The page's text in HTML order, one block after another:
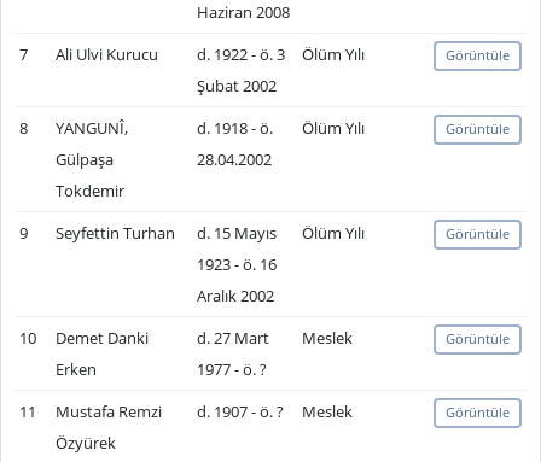
Haziran 2008
7 Ali Ulvi Kurucu
d. 1922 - ö. 3
Şubat 2002
Ölüm Yılı Görüntüle
8
YANGUNÎ,
Gülpaşa
Tokdemir
d. 1918 - ö.
28.04.2002
Ölüm Yılı Görüntüle
9 Seyfettin Turhan
d. 15 Mayıs
1923 - ö. 16
Aralık 2002
Ölüm Yılı Görüntüle
10
Demet Danki
Erken
d. 27 Mart
1977 - ö. ?
Meslek Görüntüle
11
Mustafa Remzi
Özyürek
d. 1907 - ö. ? Meslek Görüntüle